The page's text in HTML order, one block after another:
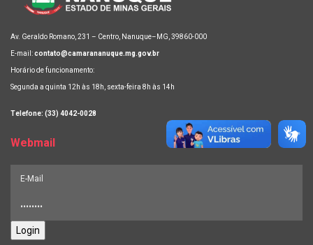
Av. Geraldo Romano, 231 – Centro, Nanuque–MG, 39860-000
E-mail:contato@camarananuque.mg.gov.br
Horário de funcionamento:
Segunda a quinta 12h às 18h, sexta-feira 8h às 14h
Telefone: (33) 4042-0028
Webmail
Login